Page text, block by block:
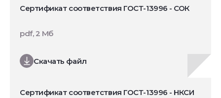
Сертификат соответствия ГОСТ-13996 - СОК
Скачать файл
pdf, 2 Мб
Сертификат соответствия ГОСТ-13996 - НКСИ